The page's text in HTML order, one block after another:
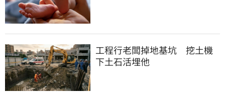
工程行老闆掉地基坑　挖土機
下土石活埋他